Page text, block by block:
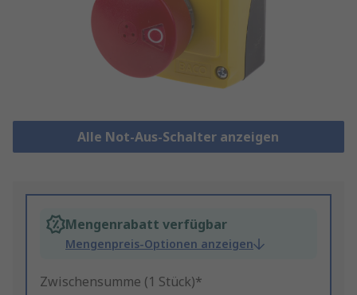
Alle Not-Aus-Schalter anzeigen
Mengenrabatt verfügbar
Mengenpreis-Optionen anzeigen
Zwischensumme (1 Stück)*